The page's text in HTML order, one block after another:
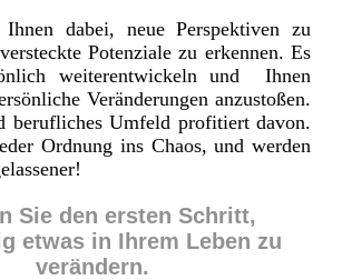
dabei, neue Perspektiven zu
Potenziale zu erkennen. Es
weiterentwickeln und Ihnen
Veränderungen anzustoßen.
berufliches Umfeld profitiert davon.
Ordnung ins Chaos, und werden
Sie den ersten Schritt,
etwas in Ihrem Leben zu
verändern.